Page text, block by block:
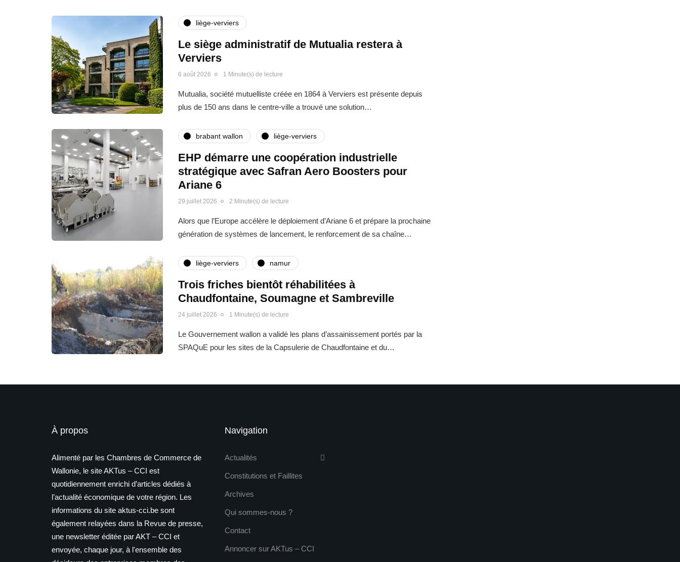
liège-verviers
Le siège administratif de Mutualia restera à
Verviers
6 août 2026 1 Minute(s) de lecture
Mutualia, société mutuelliste créée en 1864 à Verviers est présente depuis
plus de 150 ans dans le centre-ville a trouvé une solution…
brabant wallon liège-verviers
EHP démarre une coopération industrielle
stratégique avec Safran Aero Boosters pour
Ariane 6
29 juillet 2026 2 Minute(s) de lecture
Alors que l’Europe accélère le déploiement d’Ariane 6 et prépare la prochaine
génération de systèmes de lancement, le renforcement de sa chaîne…
liège-verviers namur
Trois friches bientôt réhabilitées à
Chaudfontaine, Soumagne et Sambreville
24 juillet 2026 1 Minute(s) de lecture
Le Gouvernement wallon a validé les plans d’assainissement portés par la
SPAQuE pour les sites de la Capsulerie de Chaudfontaine et du…
À propos
Alimenté par les Chambres de Commerce de
Wallonie, le site AKTus – CCI est
quotidiennement enrichi d’articles dédiés à
l’actualité économique de votre région. Les
informations du site aktus-cci.be sont
également relayées dans la Revue de presse,
une newsletter éditée par AKT – CCI et
envoyée, chaque jour, à l'ensemble des
Navigation
Actualités
Constitutions et Faillites
Archives
Qui sommes-nous ?
Contact
Annoncer sur AKTus – CCI